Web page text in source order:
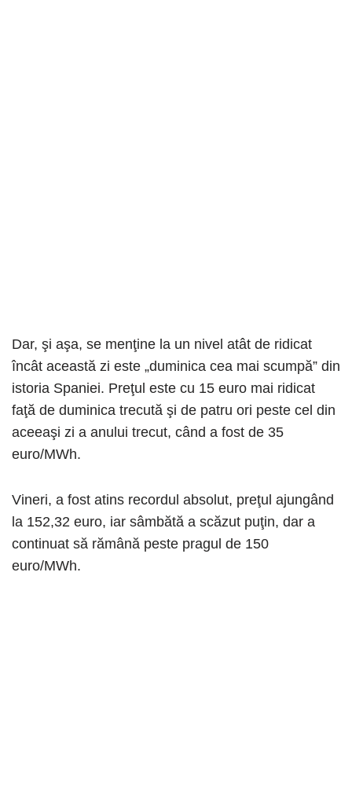
Dar, şi aşa, se menţine la un nivel atât de ridicat
încât această zi este „duminica cea mai scumpă” din
istoria Spaniei. Preţul este cu 15 euro mai ridicat
faţă de duminica trecută şi de patru ori peste cel din
aceeaşi zi a anului trecut, când a fost de 35
euro/MWh.
Vineri, a fost atins recordul absolut, preţul ajungând
la 152,32 euro, iar sâmbătă a scăzut puţin, dar a
continuat să rămână peste pragul de 150
euro/MWh.